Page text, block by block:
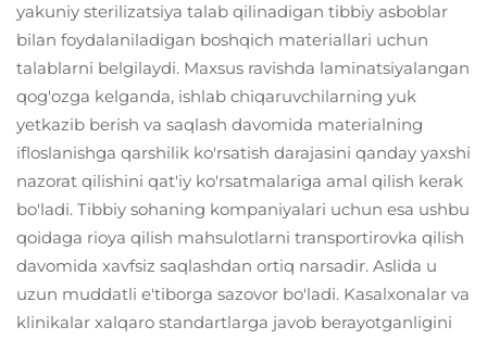
yakuniy sterilizatsiya talab qilinadigan tibbiy asboblar
bilan foydalaniladigan boshqich materiallari uchun
talablarni belgilaydi. Maxsus ravishda laminatsiyalangan
qog'ozga kelganda, ishlab chiqaruvchilarning yuk
yetkazib berish va saqlash davomida materialning
ifloslanishga qarshilik ko'rsatish darajasini qanday yaxshi
nazorat qilishini qat'iy ko'rsatmalariga amal qilish kerak
bo'ladi. Tibbiy sohaning kompaniyalari uchun esa ushbu
qoidaga rioya qilish mahsulotlarni transportirovka qilish
davomida xavfsiz saqlashdan ortiq narsadir. Aslida u
uzun muddatli e'tiborga sazovor bo'ladi. Kasalxonalar va
klinikalar xalqaro standartlarga javob berayotganligini